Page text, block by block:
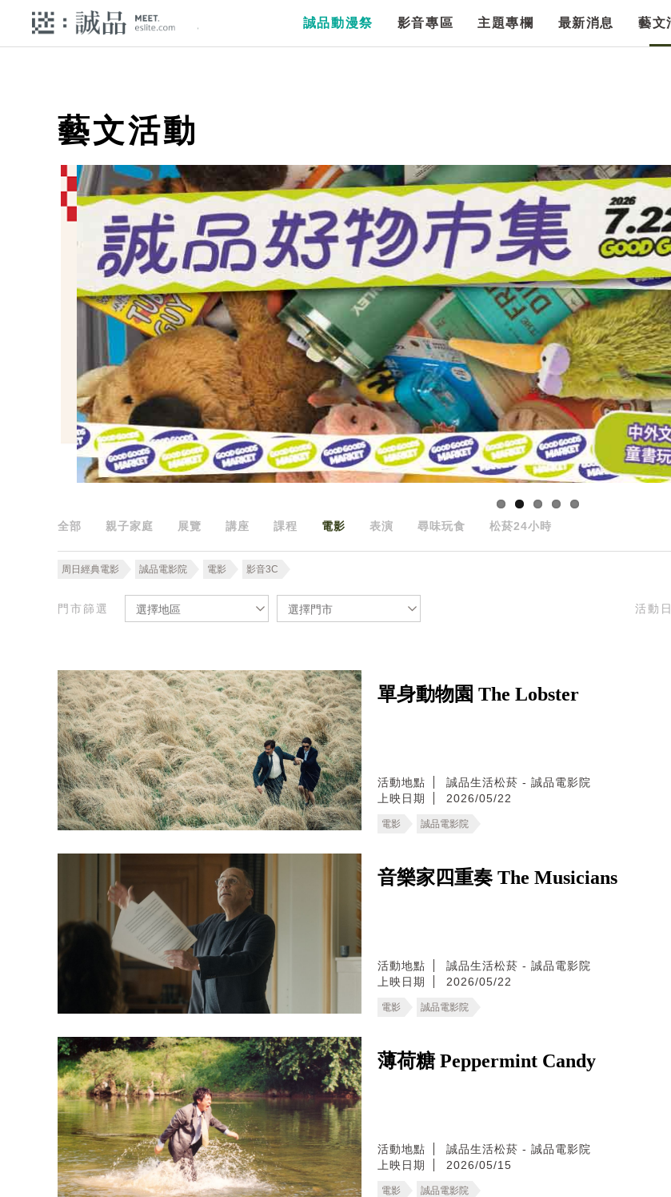
誠品動漫祭 影音專區 主題專欄 最新消息 藝文
藝文活動
全部 親子家庭 展覽 講座 課程 電影 表演 尋味玩食 松菸24小時
周日經典電影 誠品電影院 電影 影音3C
門市篩選 選擇地區 選擇門市 活動
單身動物園 The Lobster
活動地點
誠品生活松菸 - 誠品電影院
上映日期
2026/05/22
電影 誠品電影院
音樂家四重奏 The Musicians
活動地點
誠品生活松菸 - 誠品電影院
上映日期
2026/05/22
電影 誠品電影院
薄荷糖 Peppermint Candy
活動地點
誠品生活松菸 - 誠品電影院
上映日期
2026/05/15
電影 誠品電影院